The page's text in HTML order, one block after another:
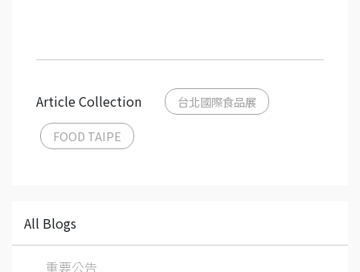
Article Collection 台北國際食品展
FOOD TAIPE
All Blogs
重要公告